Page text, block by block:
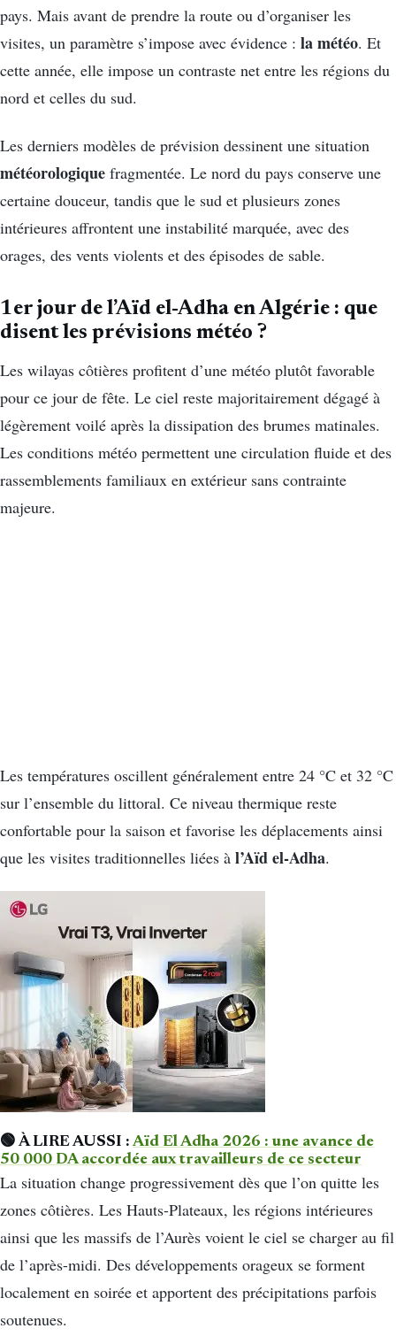
pays. Mais avant de prendre la route ou d’organiser les
visites, un paramètre s’impose avec évidence : la météo. Et
cette année, elle impose un contraste net entre les régions du
nord et celles du sud.
Les derniers modèles de prévision dessinent une situation
météorologique fragmentée. Le nord du pays conserve une
certaine douceur, tandis que le sud et plusieurs zones
intérieures affrontent une instabilité marquée, avec des
orages, des vents violents et des épisodes de sable.
1er jour de l’Aïd el-Adha en Algérie : que
disent les prévisions météo ?
Les wilayas côtières profitent d’une météo plutôt favorable
pour ce jour de fête. Le ciel reste majoritairement dégagé à
légèrement voilé après la dissipation des brumes matinales.
Les conditions météo permettent une circulation fluide et des
rassemblements familiaux en extérieur sans contrainte
majeure.
Les températures oscillent généralement entre 24 °C et 32 °C
sur l’ensemble du littoral. Ce niveau thermique reste
confortable pour la saison et favorise les déplacements ainsi
que les visites traditionnelles liées à l’Aïd el-Adha.
🟢 À LIRE AUSSI :Aïd El Adha 2026 : une avance de
50 000 DA accordée aux travailleurs de ce secteur
La situation change progressivement dès que l’on quitte les
zones côtières. Les Hauts-Plateaux, les régions intérieures
ainsi que les massifs de l’Aurès voient le ciel se charger au fil
de l’après-midi. Des développements orageux se forment
localement en soirée et apportent des précipitations parfois
soutenues.